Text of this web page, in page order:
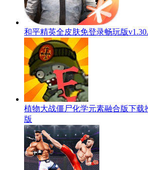
和平精英全皮肤免登录畅玩版
植物大战僵尸化学元素融合版下载
版